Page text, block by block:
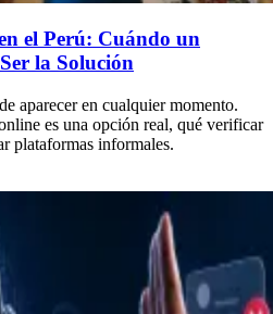
en el Perú: Cuándo un
Ser la Solución
puede aparecer en cualquier
online es una opción real,
evitar plataformas informales.